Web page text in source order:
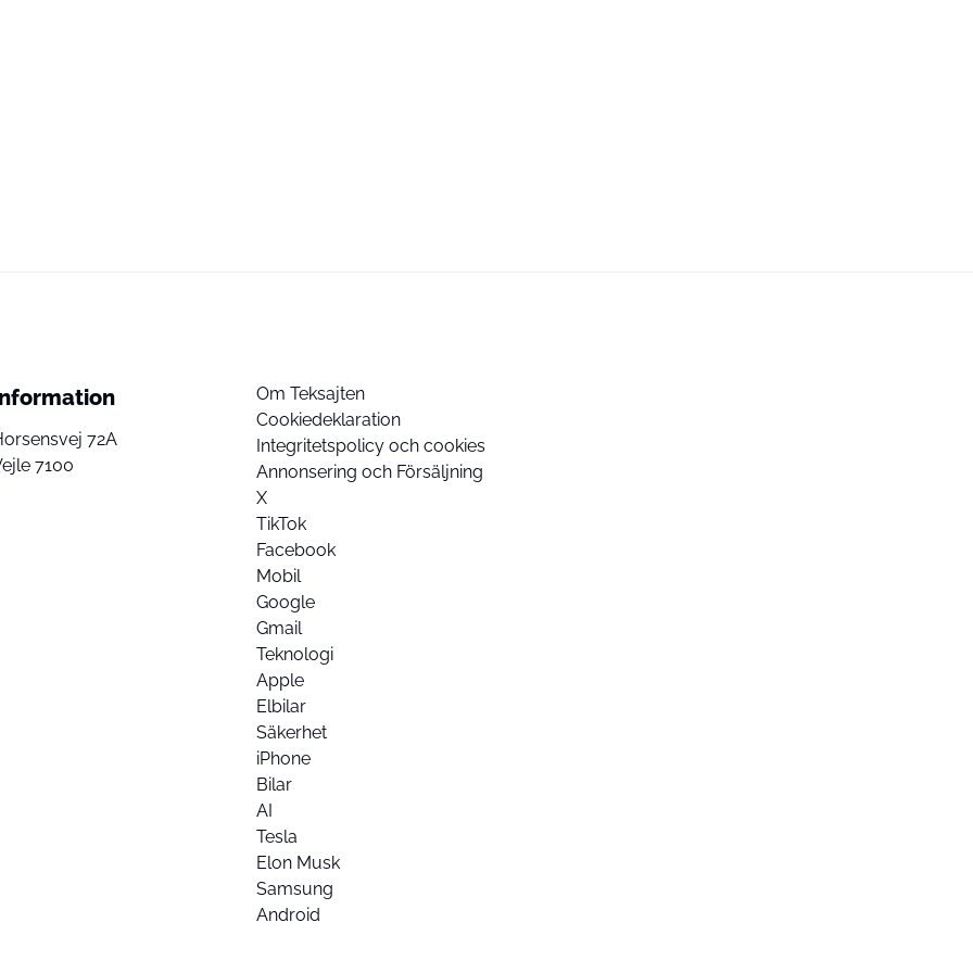
72A
7100
Om Teksajten
Cookiedeklaration
Integritetspolicy och cookies
Annonsering och Försäljning
X
TikTok
Facebook
Mobil
Google
Gmail
Teknologi
Apple
Elbilar
Säkerhet
iPhone
Bilar
AI
Tesla
Elon Musk
Samsung
Android